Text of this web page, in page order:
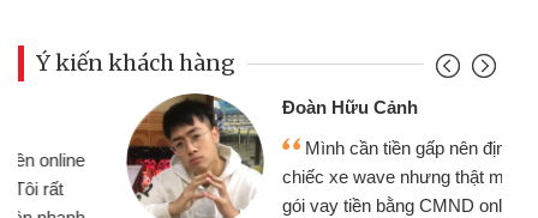
Ý kiến khách hàng
Đoàn Hữu Cảnh
Mình cần tiền gấp nên định cầm cố
chiếc xe wave nhưng thật may đã có
gói vay tiền bằng CMND online không